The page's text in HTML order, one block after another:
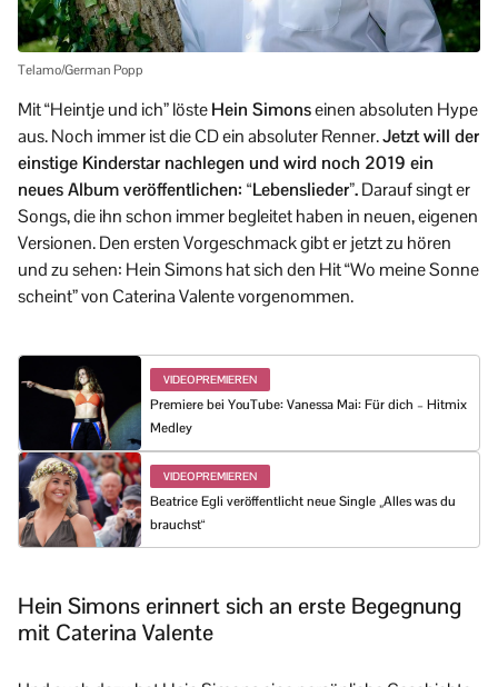
Telamo/German Popp
Mit “Heintje und ich” lösteHein Simonseinen absoluten Hype
aus. Noch immer ist die CD ein absoluter Renner.Jetzt will der
einstige Kinderstar nachlegen und wird noch 2019 ein
neues Album veröffentlichen: “Lebenslieder”.Darauf singt er
Songs, die ihn schon immer begleitet haben in neuen, eigenen
Versionen. Den ersten Vorgeschmack gibt er jetzt zu hören
und zu sehen: Hein Simons hat sich den Hit “Wo meine Sonne
scheint” von Caterina Valente vorgenommen.
VIDEOPREMIEREN
Premiere bei YouTube: Vanessa Mai: Für dich – Hitmix
Medley
VIDEOPREMIEREN
Beatrice Egli veröffentlicht neue Single „Alles was du
brauchst“
Hein Simons erinnert sich an erste Begegnung
mit Caterina Valente